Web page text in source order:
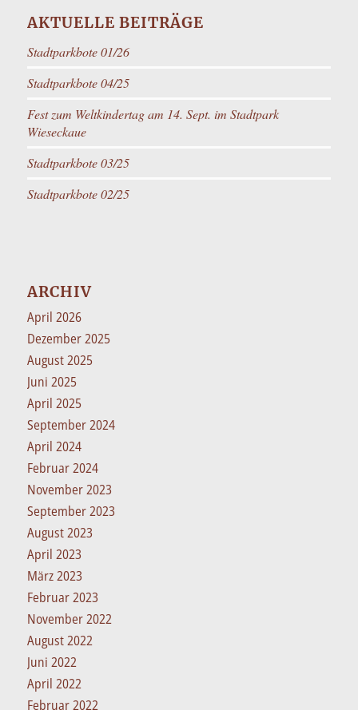
AKTUELLE BEITRÄGE
Stadtparkbote 01/26
Stadtparkbote 04/25
Fest zum Weltkindertag am 14. Sept. im Stadtpark
Wieseckaue
Stadtparkbote 03/25
Stadtparkbote 02/25
ARCHIV
April 2026
Dezember 2025
August 2025
Juni 2025
April 2025
September 2024
April 2024
Februar 2024
November 2023
September 2023
August 2023
April 2023
März 2023
Februar 2023
November 2022
August 2022
Juni 2022
April 2022
Februar 2022